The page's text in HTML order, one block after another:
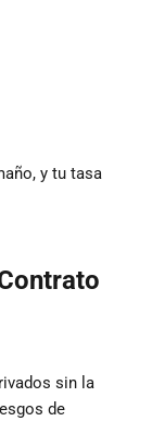
y tu tasa
sin la
de